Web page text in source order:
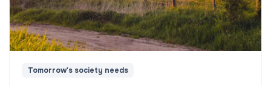
Tomorrow's society needs